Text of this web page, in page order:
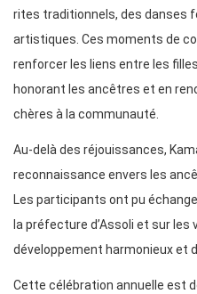
rites traditionnels, des danses
artistiques. Ces moments de
renforcer les liens entre les
honorant les ancêtres et en
chères à la communauté.
Au-delà des réjouissances,
reconnaissance envers les
Les participants ont pu
la préfecture d’Assoli et sur les
développement harmonieux et
Cette célébration annuelle est